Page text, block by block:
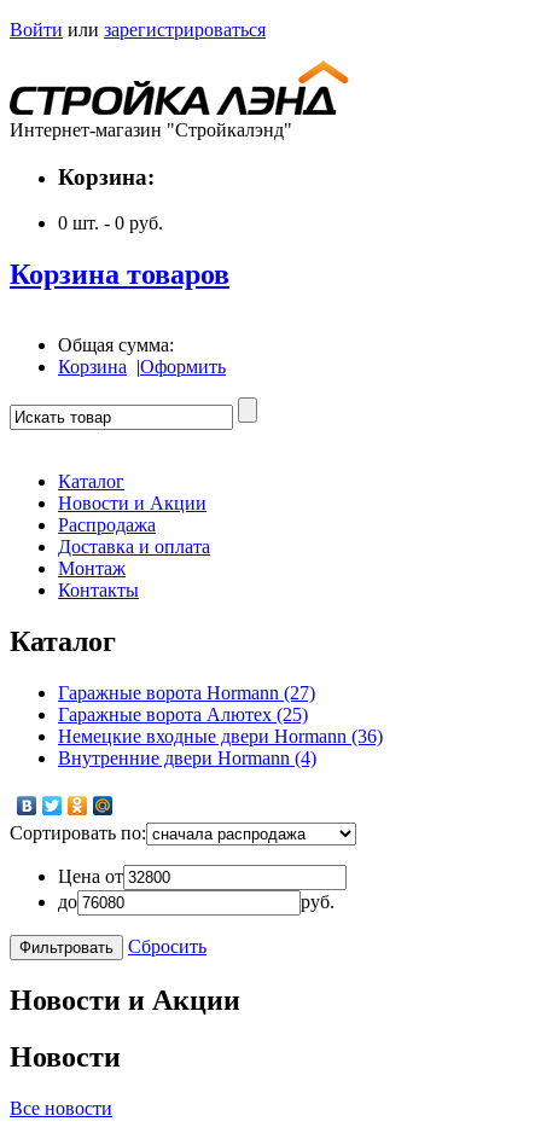
Войти или зарегистрироваться
Интернет-магазин "Стройкалэнд"
Корзина:
0 шт. - 0 руб.
Корзина товаров
Общая сумма:
Корзина |Оформить
Каталог
Новости и Акции
Распродажа
Доставка и оплата
Монтаж
Контакты
Каталог
Гаражные ворота Hormann (27)
Гаражные ворота Алютех (25)
Немецкие входные двери Hormann (36)
Внутренние двери Hormann (4)
Сортировать по:
Цена от
до
руб.
Сбросить
Новости и Акции
Новости
Все новости